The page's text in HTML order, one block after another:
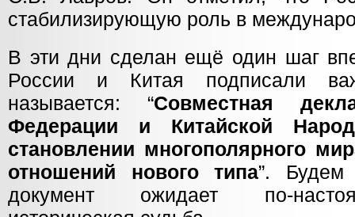
стабилизирующую роль в
В эти дни сделан ещё один шаг
России и Китая подписали
называется: “Совместная
Федерации и Китайской
становлении многополярного
отношений нового типа”. Будем
документ ожидает по-